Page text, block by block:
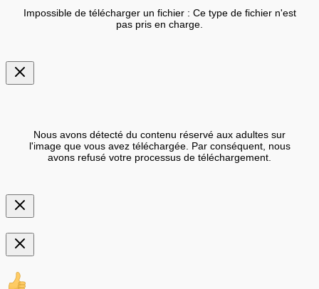
Impossible de télécharger un fichier : Ce type de fichier n'est
pas pris en charge.
Nous avons détecté du contenu réservé aux adultes sur
l'image que vous avez téléchargée. Par conséquent, nous
avons refusé votre processus de téléchargement.